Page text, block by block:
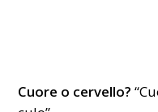
Cuore o cervello?